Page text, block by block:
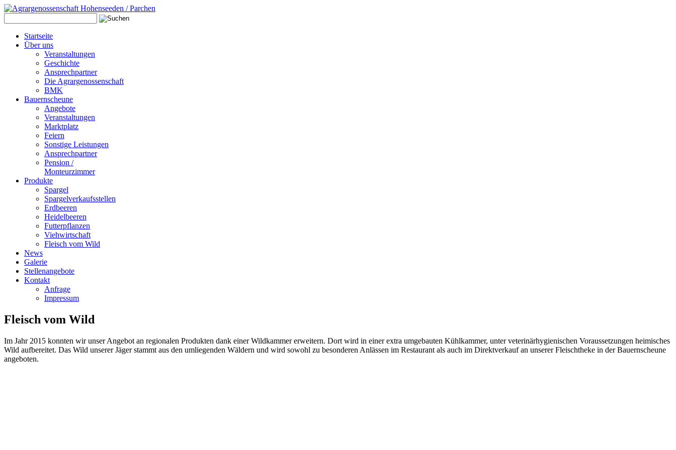
Startseite
Über uns
Veranstaltungen
Geschichte
Ansprechpartner
Die Agrargenossenschaft
BMK
Bauernscheune
Angebote
Veranstaltungen
Marktplatz
Feiern
Sonstige Leistungen
Ansprechpartner
Pension /
Monteurzimmer
Produkte
Spargel
Spargelverkaufsstellen
Erdbeeren
Heidelbeeren
Futterpflanzen
Viehwirtschaft
Fleisch vom Wild
News
Galerie
Stellenangebote
Kontakt
Anfrage
Impressum
Fleisch vom Wild
Im Jahr 2015 konnten wir unser Angebot an regionalen Produkten dank einer Wildkammer erweitern. Dort wird in einer extra umgebauten Kühlkammer, unter veterinärhygienischen Voraussetzungen heimisches
Wild aufbereitet. Das Wild unserer Jäger stammt aus den umliegenden Wäldern und wird sowohl zu besonderen Anlässen im Restaurant als auch im Direktverkauf an unserer Fleischtheke in der Bauernscheune
angeboten.